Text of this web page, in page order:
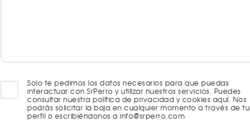
Solo te pedimos los datos necesarios para que puedas
interactuar con SrPerro y utilizar nuestros servicios. Puedes
consultar nuestra política de privacidad y cookies aquí. Nos
podrás solicitar la baja en cualquier momento a través de tu
perfil o escribiéndonos a info@srperro.com